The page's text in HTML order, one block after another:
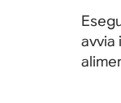
avvia